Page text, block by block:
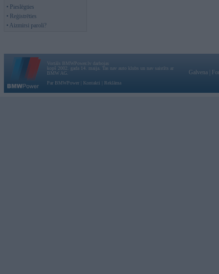
• Pieslēgties
• Reģistrēties
• Aizmirsi paroli?
Vortāls BMWPower.lv darbojas
kopš 2002. gada 14. maija. Tas nav auto klubs un nav saistīts ar
BMW AG.
Par BMWPower
Kontakti Reklāma
Galvena